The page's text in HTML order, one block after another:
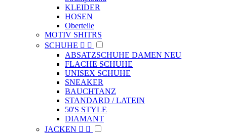
KLEIDER
HOSEN
Oberteile
MOTIV SHITRS
SCHUHE  
ABSATZSCHUHE DAMEN NEU
FLACHE SCHUHE
UNISEX SCHUHE
SNEAKER
BAUCHTANZ
STANDARD / LATEIN
50'S STYLE
DIAMANT
JACKEN  